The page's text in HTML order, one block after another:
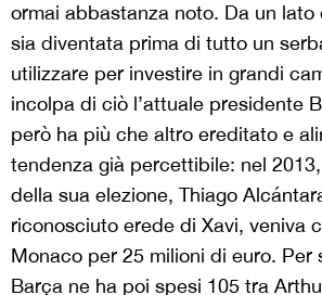
ormai abbastanza noto. Da un
sia diventata prima di tutto un
utilizzare per investire in grandi
incolpa di ciò l’attuale presidente
però ha più che altro ereditato e
tendenza già percettibile: nel
della sua elezione, Thiago
riconosciuto erede di Xavi, veniva
Monaco per 25 milioni di euro. Per
Barça ne ha poi spesi 105 tra